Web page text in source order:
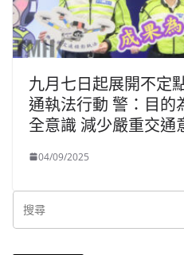
九月七日起展開不定
通執法行動 警：目的
全意識 減少嚴重交通
04/09/2025